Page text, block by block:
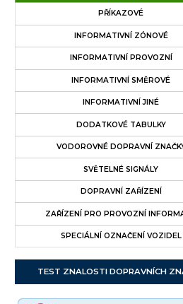
PŘÍKAZOVÉ
INFORMATIVNÍ ZÓNOVÉ
INFORMATIVNÍ PROVOZNÍ
INFORMATIVNÍ SMĚROVÉ
INFORMATIVNÍ JINÉ
DODATKOVÉ TABULKY
VODOROVNÉ DOPRAVNÍ
SVĚTELNÉ SIGNÁLY
DOPRAVNÍ ZAŘÍZENÍ
ZAŘÍZENÍ PRO PROVOZNÍ
SPECIÁLNÍ OZNAČENÍ VOZIDEL
TEST ZNALOSTI DOPRAVNÍCH